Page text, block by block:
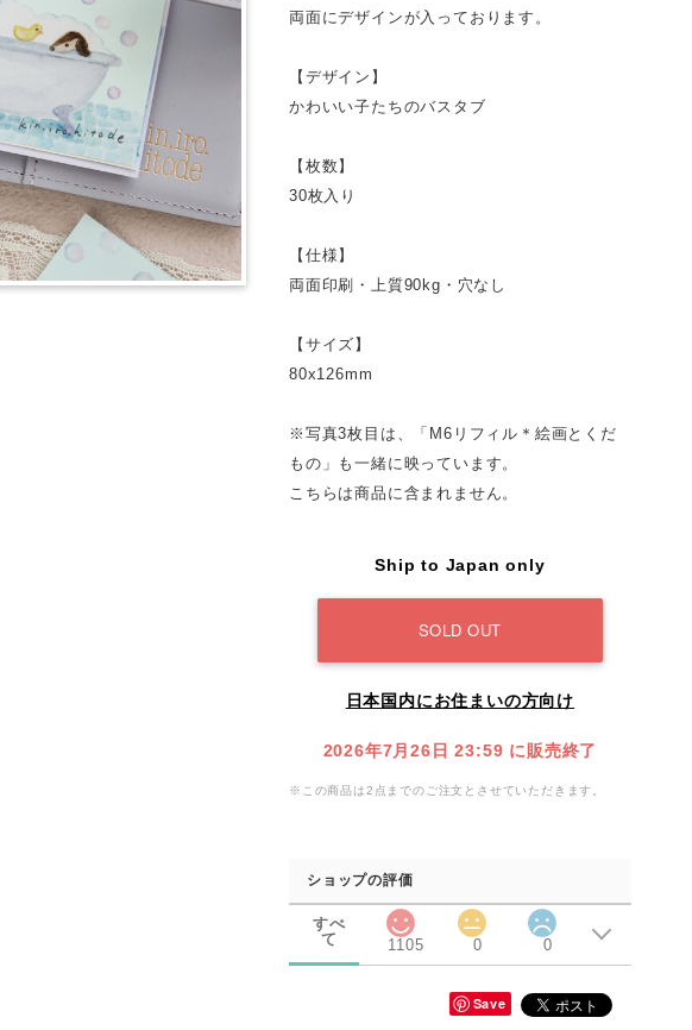
両面にデザインが入っております。
【デザイン】
かわいい子たちのバスタブ
【枚数】
30枚入り
【仕様】
両面印刷・上質90kg・穴なし
【サイズ】
80x126mm
※写真3枚目は、「M6リフィル＊絵画とくだ
もの」も一緒に映っています。
こちらは商品に含まれません。
Ship to Japan only
SOLD OUT
日本国内にお住まいの方向け
2026年7月26日 23:59 に販売終了
※この商品は2点までのご注文とさせていただきます。
ショップの評価
すべ
て
1105 0 0
Save